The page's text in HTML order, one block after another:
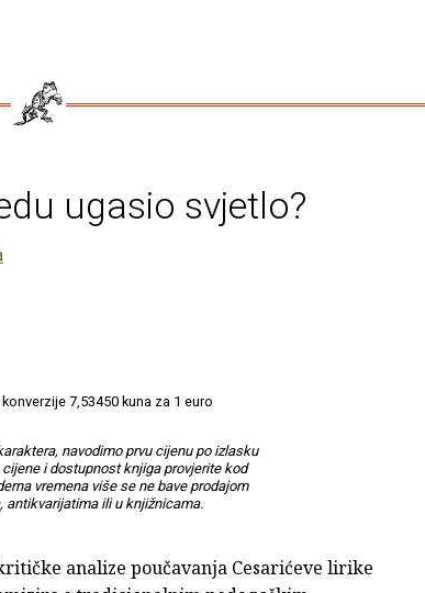
ugasio svjetlo?
7,53450 kuna za 1 euro
navodimo prvu cijenu po izlasku
i dostupnost knjiga provjerite kod
vremena više se ne bave prodajom
antikvarijatima ili u knjižnicama.
analize poučavanja Cesarićeve lirike